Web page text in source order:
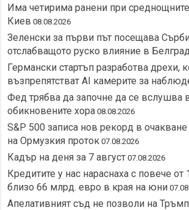
Има четирима ранени при
Киев 08.08.2026
Зеленски за първи път посещава
отслабващото руско влияние в Белград
Германски стартъп разработва дрехи,
възпрепятстват AI камерите за
Фед трябва да започне да се вслушва
обикновените хора 08.08.2026
S&P 500 записа нов рекорд в очакване
на Ормузкия проток 07.08.2026
Кадър на деня за 7 август 07.08.2026
Кредитите у нас нараснаха с повече от
близо 66 млрд. евро в края на юни
Апелативният съд не позволи на